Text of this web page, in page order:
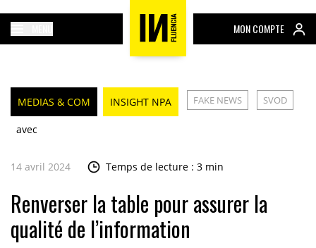
MON COMPTE
MEDIAS & COM INSIGHT NPA FAKE NEWS SVOD
avec
14 avril 2024 Temps de lecture : 3 min
Renverser la table pour assurer la
qualité de l’information